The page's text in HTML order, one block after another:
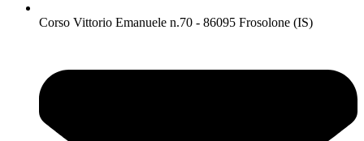
Corso Vittorio Emanuele n.70 - 86095 Frosolone (IS)